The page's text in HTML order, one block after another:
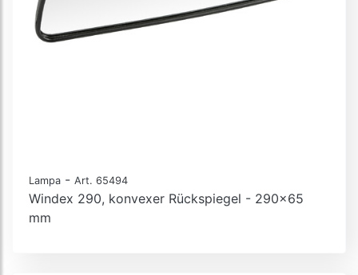
Lampa - Art. 65494
Windex 290, konvexer Rückspiegel - 290x65
mm